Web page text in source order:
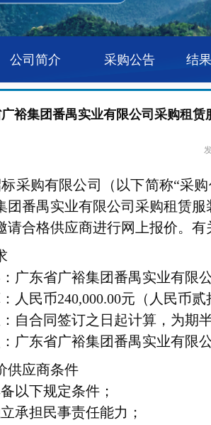
公司简介 采购公告 结
裕集团番禺实业有限公司采购租
采购有限公司（以下简称“采
团番禺实业有限公司采购租赁
请合格供应商进行网上报价。有
广东省广裕集团番禺实业有限
人民币240,000.00元（人民币
自合同签订之日起计算，为期
广东省广裕集团番禺实业有限
供应商条件
以下规定条件；
承担民事责任能力；